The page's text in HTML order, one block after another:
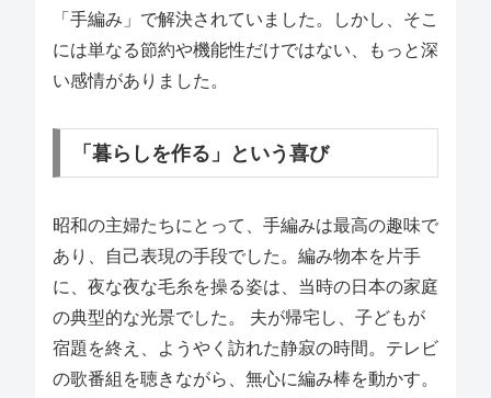
「手編み」で解決されていました。しかし、そこ
には単なる節約や機能性だけではない、もっと深
い感情がありました。
「暮らしを作る」という喜び
昭和の主婦たちにとって、手編みは最高の趣味で
あり、自己表現の手段でした。編み物本を片手
に、夜な夜な毛糸を操る姿は、当時の日本の家庭
の典型的な光景でした。 夫が帰宅し、子どもが
宿題を終え、ようやく訪れた静寂の時間。テレビ
の歌番組を聴きながら、無心に編み棒を動かす。